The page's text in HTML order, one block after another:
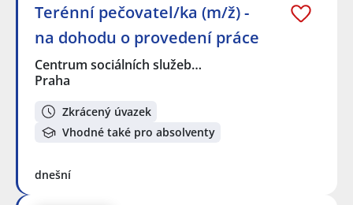
Terénní pečovatel/ka (m/ž) -
na dohodu o provedení práce
Centrum sociálních služeb…
Praha
Zkrácený úvazek
Vhodné také pro absolventy
dnešní